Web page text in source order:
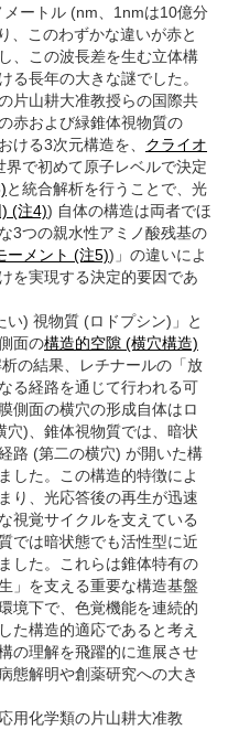
ートル (nm、1nmは10億分
、このわずかな違いが赤と
、この波長差を生む立体構
る長年の大きな謎でした。
片山耕大准教授らの国際共
赤および緑錐体視物質の
ける3次元構造を、 クライオ
界で初めて原子レベルで決定
と統合解析を行うことで、光
(注4)) 自体の構造は両者でほ
3つの親水性アミノ酸残基の
ーメント (注5))」の違いによ
を実現する決定的要因であ
) 視物質 (ロドプシン)」と
面の構造的空隙 (横穴構造)
の結果、レチナールの「放
る経路を通じて行われる可
側面の横穴の形成自体はロ
穴)、錐体視物質では、暗状
路 (第二の横穴) が開いた構
した。この構造的特徴によ
り、光応答後の再生が迅速
視覚サイクルを支えている
では暗状態でも活性型に近
した。これらは錐体特有の
」を支える重要な構造基盤
境下で、色覚機能を連続的
た構造的適応であると考え
の理解を飛躍的に進展させ
態解明や創薬研究への大き
用化学類の片山耕大准教